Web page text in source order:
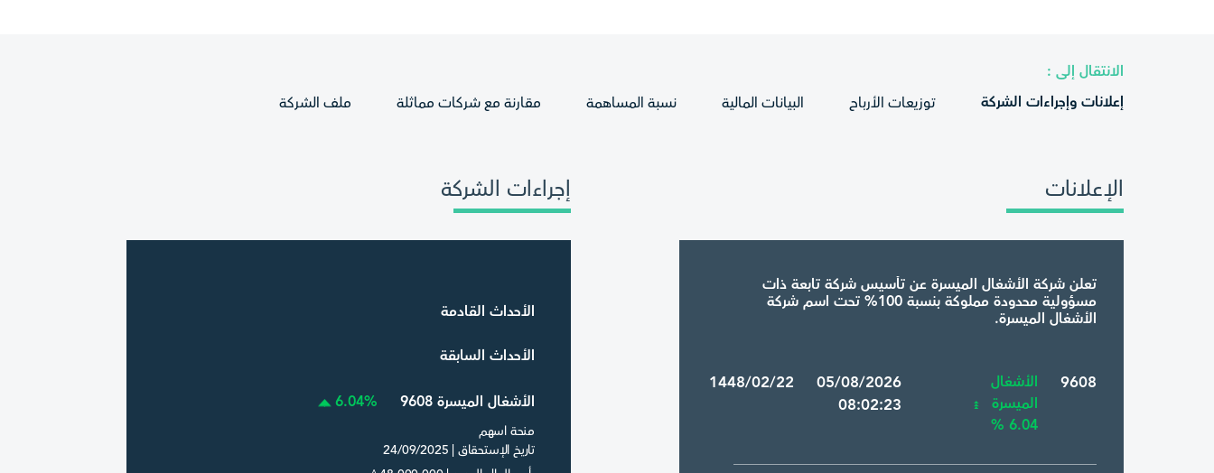
الانتقال إلى :
إعلانات وإجراءات الشركة
توزيعات الأرباح البيانات المالية نسبة المساهمة مقارنة مع شركات مماثلة ملف الشركة
الإعلانات
تعلن شركة الأشغال الميسرة عن تأسيس شركة تابعة ذات
مسؤولية محدودة مملوكة بنسبة 100% تحت اسم شركة
الأشغال الميسرة.
9608
الأشغال
الميسرة
6.04 %
1448/02/22 05/08/2026
08:02:23
إجراءات الشركة
الأحداث القادمة
الأحداث السابقة
الأشغال الميسرة 9608 6.04%
منحة اسهم
تاريخ الإستحقاق | 24/09/2025